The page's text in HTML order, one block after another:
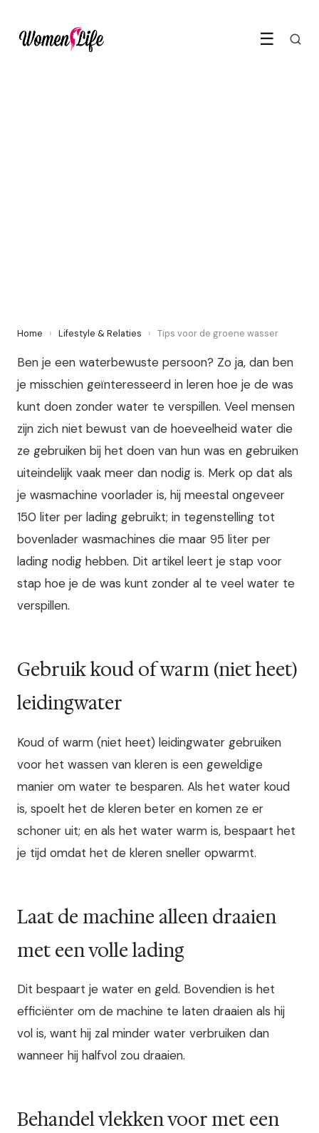
☰
Home › Lifestyle & Relaties › Tips voor de groene wasser
Ben je een waterbewuste persoon? Zo ja, dan ben
je misschien geïnteresseerd in leren hoe je de was
kunt doen zonder water te verspillen. Veel mensen
zijn zich niet bewust van de hoeveelheid water die
ze gebruiken bij het doen van hun was en gebruiken
uiteindelijk vaak meer dan nodig is. Merk op dat als
je wasmachine voorlader is, hij meestal ongeveer
150 liter per lading gebruikt; in tegenstelling tot
bovenlader wasmachines die maar 95 liter per
lading nodig hebben. Dit artikel leert je stap voor
stap hoe je de was kunt zonder al te veel water te
verspillen.
Gebruik koud of warm (niet heet)
leidingwater
Koud of warm (niet heet) leidingwater gebruiken
voor het wassen van kleren is een geweldige
manier om water te besparen. Als het water koud
is, spoelt het de kleren beter en komen ze er
schoner uit; en als het water warm is, bespaart het
je tijd omdat het de kleren sneller opwarmt.
Laat de machine alleen draaien
met een volle lading
Dit bespaart je water en geld. Bovendien is het
efficiënter om de machine te laten draaien als hij
vol is, want hij zal minder water verbruiken dan
wanneer hij halfvol zou draaien.
Behandel vlekken voor met een